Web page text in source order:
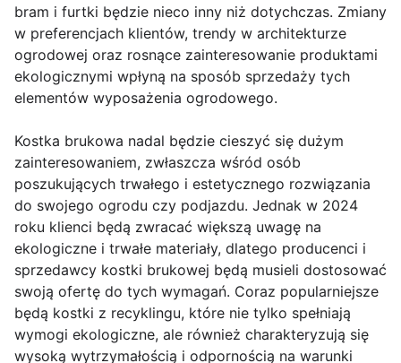
bram i furtki będzie nieco inny niż dotychczas. Zmiany
w preferencjach klientów, trendy w architekturze
ogrodowej oraz rosnące zainteresowanie produktami
ekologicznymi wpłyną na sposób sprzedaży tych
elementów wyposażenia ogrodowego.
Kostka brukowa nadal będzie cieszyć się dużym
zainteresowaniem, zwłaszcza wśród osób
poszukujących trwałego i estetycznego rozwiązania
do swojego ogrodu czy podjazdu. Jednak w 2024
roku klienci będą zwracać większą uwagę na
ekologiczne i trwałe materiały, dlatego producenci i
sprzedawcy kostki brukowej będą musieli dostosować
swoją ofertę do tych wymagań. Coraz popularniejsze
będą kostki z recyklingu, które nie tylko spełniają
wymogi ekologiczne, ale również charakteryzują się
wysoką wytrzymałością i odpornością na warunki